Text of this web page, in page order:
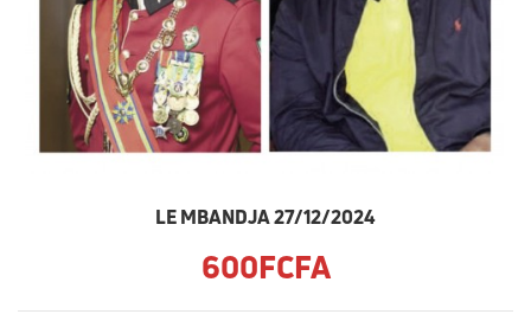
LE MBANDJA 27/12/2024
600FCFA